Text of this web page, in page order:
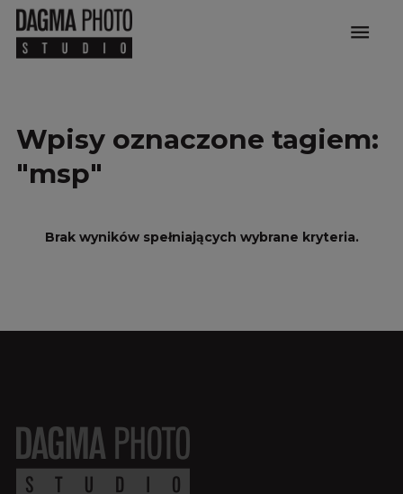
menu
Wpisy oznaczone tagiem:
"msp"
Brak wyników spełniających wybrane kryteria.